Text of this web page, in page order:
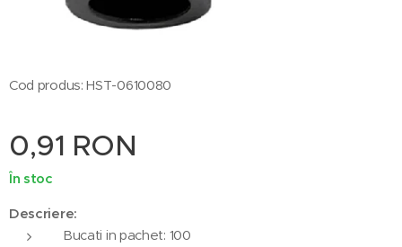
Cod produs: HST-0610080
0,91 RON
În stoc
Descriere:
Bucati in pachet: 100